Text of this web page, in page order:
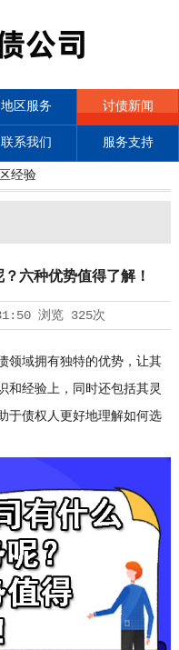
地区服务 讨债新闻
联系我们 服务支持
经验
六种优势值得了解！
浏览 325次
域拥有独特的优势，让其
和经验上，同时还包括其灵
于债权人更好地理解如何选